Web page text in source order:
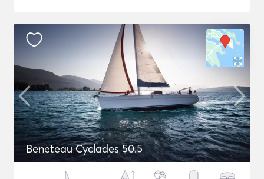
Beneteau Cyclades 50.5